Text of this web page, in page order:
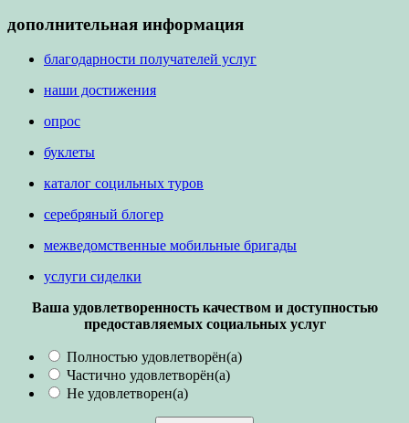
дополнительная информация
благодарности получателей услуг
наши достижения
опрос
буклеты
каталог социльных туров
серебряный блогер
межведомственные мобильные бригады
услуги сиделки
Ваша удовлетворенность качеством и доступностью
предоставляемых социальных услуг
Полностью удовлетворён(а)
Частично удовлетворён(а)
Не удовлетворен(а)